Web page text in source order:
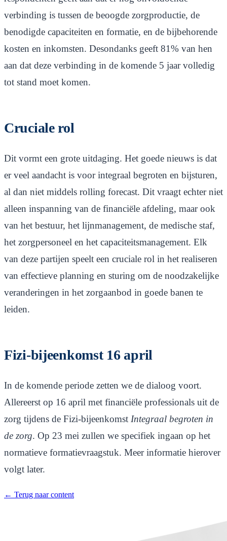
verbinding is tussen de beoogde zorgproductie, de
benodigde capaciteiten en formatie, en de bijbehorende
kosten en inkomsten. Desondanks geeft 81% van hen
aan dat deze verbinding in de komende 5 jaar volledig
tot stand moet komen.
Cruciale rol
Dit vormt een grote uitdaging. Het goede nieuws is dat
er veel aandacht is voor integraal begroten en bijsturen,
al dan niet middels rolling forecast. Dit vraagt echter niet
alleen inspanning van de financiële afdeling, maar ook
van het bestuur, het lijnmanagement, de medische staf,
het zorgpersoneel en het capaciteitsmanagement. Elk
van deze partijen speelt een cruciale rol in het realiseren
van effectieve planning en sturing om de noodzakelijke
veranderingen in het zorgaanbod in goede banen te
leiden.
Fizi-bijeenkomst 16 april
In de komende periode zetten we de dialoog voort.
Allereerst op 16 april met financiële professionals uit de
zorg tijdens de Fizi-bijeenkomst Integraal begroten in
de zorg. Op 23 mei zullen we specifiek ingaan op het
normatieve formatievraagstuk. Meer informatie hierover
volgt later.
← Terug naar content